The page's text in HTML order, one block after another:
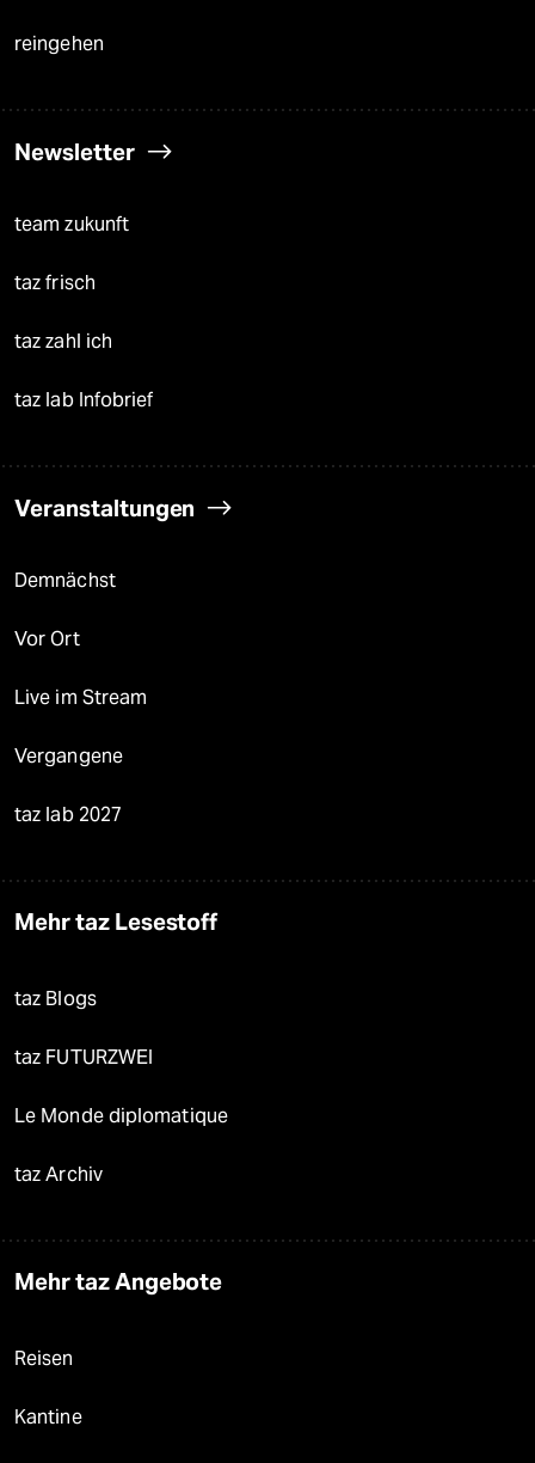
reingehen
Newsletter
team zukunft
taz frisch
taz zahl ich
taz lab Infobrief
Veranstaltungen
Demnächst
Vor Ort
Live im Stream
Vergangene
taz lab 2027
Mehr taz Lesestoff
taz Blogs
taz FUTURZWEI
Le Monde diplomatique
taz Archiv
Mehr taz Angebote
Reisen
Kantine